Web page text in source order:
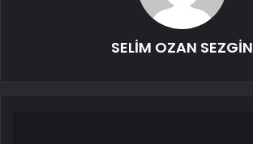
SELİM OZAN SEZGİN